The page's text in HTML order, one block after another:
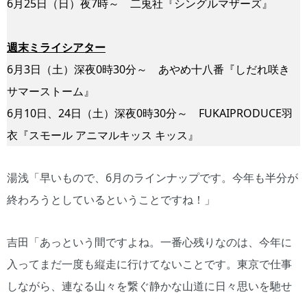
6月25日（日）夜7時～ 二兎社『シングルマザーズ』
週末ミライシアター
6月3日（土）深夜0時30分～ あやめ十八番『しだれ咲き
サマーストーム』
6月10日、24日（土）深夜0時30分～ FUKAIPRODUCE羽
衣『スモール アニマルキッス キッス』
湯浅「早いもので、6月のラインナップです。今年も半分が
終わろうとしているということですね！」
吉田「あっという間ですよね。一番心残りなのは、今年に
入ってまだ一度も縦走に行けてないことです。東京で仕事
しながら、連なる山々を繋ぐ静かな山道に日々思いを馳せ